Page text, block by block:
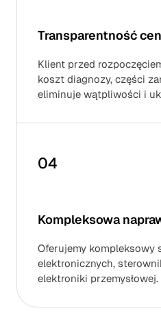
Transparentność
Klient przed
koszt diagnozy, części
eliminuje wątpliwości i
04
Kompleksowa
Oferujemy kompleksowy
elektronicznych,
elektroniki przemysłowej.